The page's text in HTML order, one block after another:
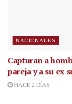
NACIONALES
Capturan a
pareja y a su ex
HACE 2 DÍAS